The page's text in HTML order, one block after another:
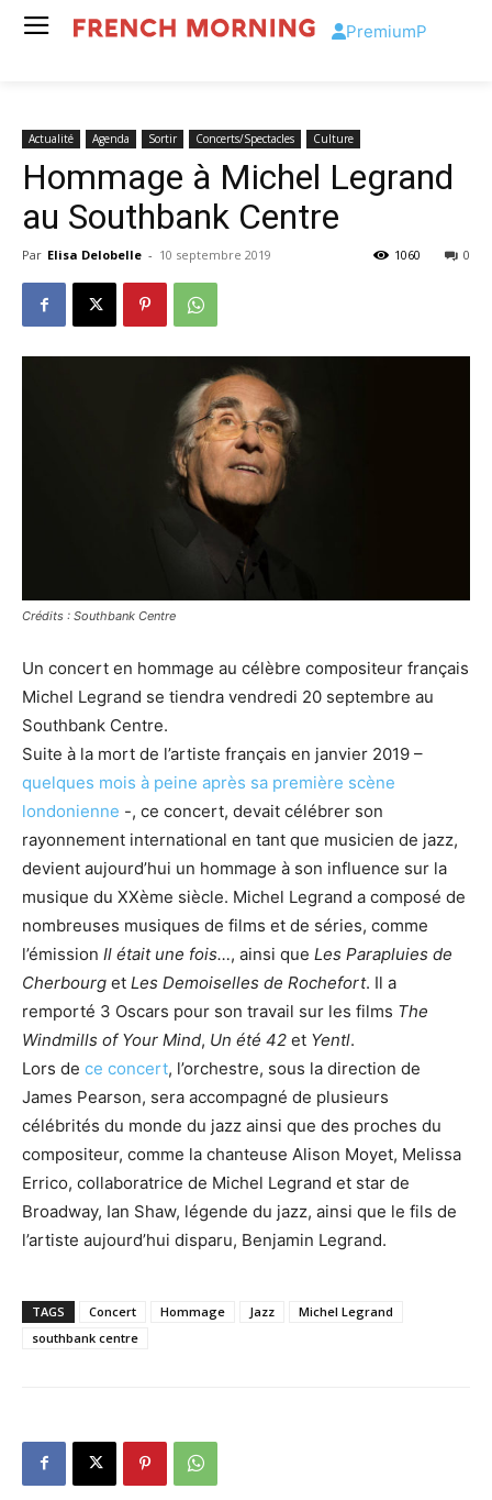
PremiumP
Actualité Agenda Sortir Concerts/Spectacles Culture
Hommage à Michel Legrand
au Southbank Centre
Par Elisa Delobelle - 10 septembre 2019 0
1060
Crédits : Southbank Centre
Un concert en hommage au célèbre compositeur français
Michel Legrand se tiendra vendredi 20 septembre au
Southbank Centre.
Suite à la mort de l’artiste français en janvier 2019 –
quelques mois à peine après sa première scène
londonienne -, ce concert, devait célébrer son
rayonnement international en tant que musicien de jazz,
devient aujourd’hui un hommage à son influence sur la
musique du XXème siècle. Michel Legrand a composé de
nombreuses musiques de films et de séries, comme
l’émission Il était une fois…, ainsi que Les Parapluies de
Cherbourg et Les Demoiselles de Rochefort. Il a
remporté 3 Oscars pour son travail sur les films The
Windmills of Your Mind, Un été 42 et Yentl.
Lors de ce concert, l’orchestre, sous la direction de
James Pearson, sera accompagné de plusieurs
célébrités du monde du jazz ainsi que des proches du
compositeur, comme la chanteuse Alison Moyet, Melissa
Errico, collaboratrice de Michel Legrand et star de
Broadway, Ian Shaw, légende du jazz, ainsi que le fils de
l’artiste aujourd’hui disparu, Benjamin Legrand.
TAGS Concert Hommage Jazz
Michel Legrand
southbank centre